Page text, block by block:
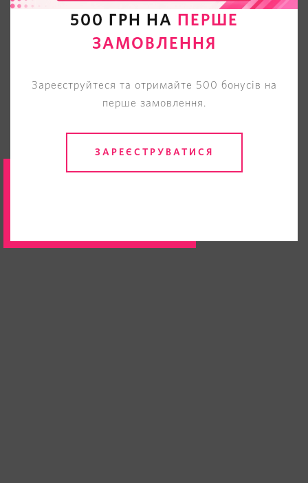
500 ГРН НА
ПЕРШЕ
ЗАМОВЛЕННЯ
Зареєструйтеся та отримайте 500 бонусів на
перше замовлення.
ЗАРЕЄСТРУВАТИСЯ